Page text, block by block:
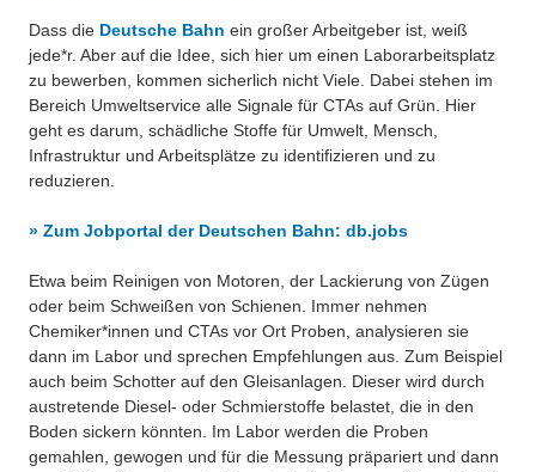
Projekte
Eduthek
Unsere Linktipps
Pressearchiv
Benzolring-Archiv
Dass die Deutsche Bahn ein großer Arbeitgeber ist, weiß
jede*r. Aber auf die Idee, sich hier um einen Laborarbeitsplatz
zu bewerben, kommen sicherlich nicht Viele. Dabei stehen im
Bereich Umweltservice alle Signale für CTAs auf Grün. Hier
geht es darum, schädliche Stoffe für Umwelt, Mensch,
Infrastruktur und Arbeitsplätze zu identifizieren und zu
reduzieren.
» Zum Jobportal der Deutschen Bahn: db.jobs
Etwa beim Reinigen von Motoren, der Lackierung von Zügen
oder beim Schweißen von Schienen. Immer nehmen
Chemiker*innen und CTAs vor Ort Proben, analysieren sie
dann im Labor und sprechen Empfehlungen aus. Zum Beispiel
auch beim Schotter auf den Gleisanlagen. Dieser wird durch
austretende Diesel- oder Schmierstoffe belastet, die in den
Boden sickern könnten. Im Labor werden die Proben
gemahlen, gewogen und für die Messung präpariert und dann